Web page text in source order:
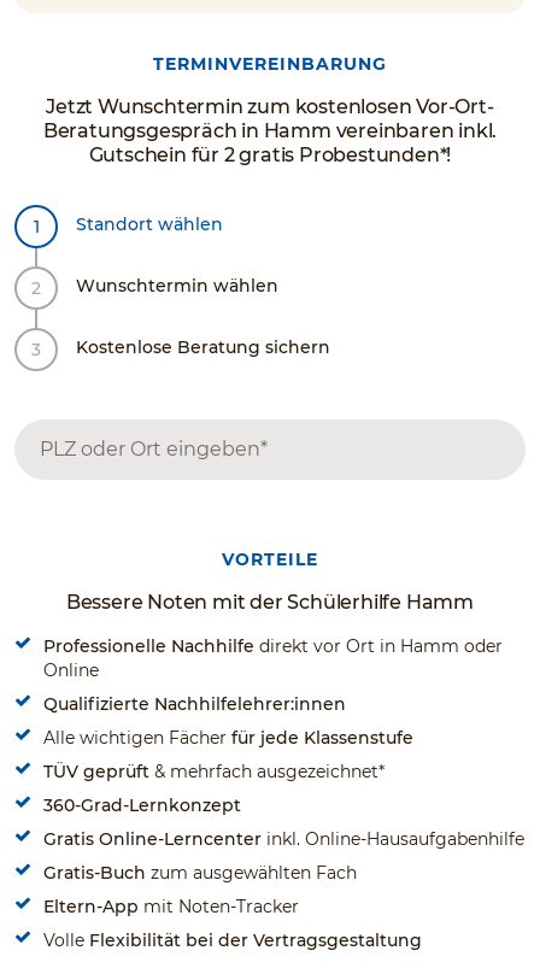
TERMINVEREINBARUNG
Jetzt Wunschtermin zum kostenlosen Vor-Ort-
Beratungsgespräch in Hamm vereinbaren inkl.
Gutschein für 2 gratis Probestunden*!
Standort wählen
Wunschtermin wählen
Kostenlose Beratung sichern
VORTEILE
Bessere Noten mit der Schülerhilfe Hamm
Professionelle Nachhilfe direkt vor Ort in Hamm oder
Online
Qualifizierte Nachhilfelehrer:innen
Alle wichtigen Fächer für jede Klassenstufe
TÜV geprüft & mehrfach ausgezeichnet*
360-Grad-Lernkonzept
Gratis Online-Lerncenter inkl. Online-Hausaufgabenhilfe
Gratis-Buch zum ausgewählten Fach
Eltern-App mit Noten-Tracker
Volle Flexibilität bei der Vertragsgestaltung